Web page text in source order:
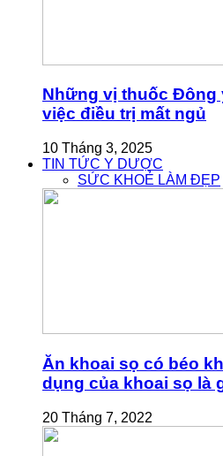
Những vị thuốc Đông
việc điều trị mất ngủ
10 Tháng 3, 2025
TIN TỨC Y DƯỢC
SỨC KHOẺ LÀM ĐẸP
Ăn khoai sọ có béo
dụng của khoai sọ là
20 Tháng 7, 2022